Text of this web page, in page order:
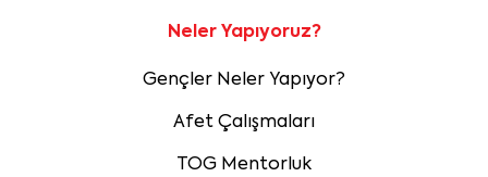
Neler Yapıyoruz?
Gençler Neler Yapıyor?
Afet Çalışmaları
TOG Mentorluk